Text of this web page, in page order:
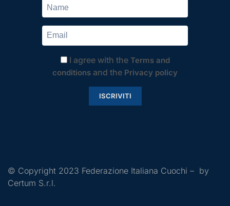
I agree with the Terms and
conditions and the Privacy policy
ISCRIVITI
© Copyright 2023 Federazione Italiana Cuochi – by
Certum S.r.l.